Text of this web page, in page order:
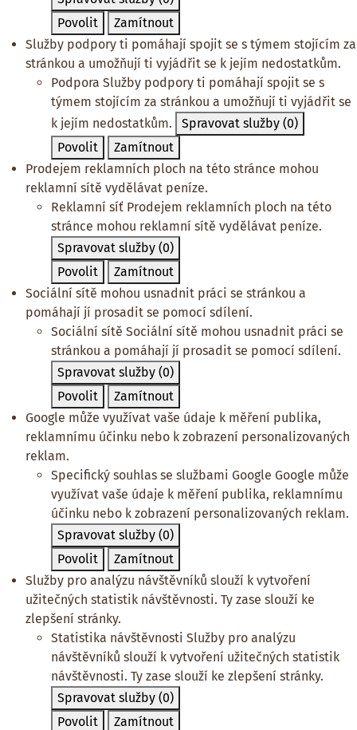
Povolit
Zamítnout
Služby podpory ti pomáhají spojit se s týmem stojícím za
stránkou a umožňují ti vyjádřit se k jejím nedostatkům.
Podpora Služby podpory ti pomáhají spojit se s
týmem stojícím za stránkou a umožňují ti vyjádřit se
k jejím nedostatkům.
Spravovat služby (0)
Povolit
Zamítnout
Prodejem reklamních ploch na této stránce mohou
reklamní sítě vydělávat peníze.
Reklamní síť Prodejem reklamních ploch na této
stránce mohou reklamní sítě vydělávat peníze.
Spravovat služby (0)
Povolit
Zamítnout
Sociální sítě mohou usnadnit práci se stránkou a
pomáhají jí prosadit se pomocí sdílení.
Sociální sítě Sociální sítě mohou usnadnit práci se
stránkou a pomáhají jí prosadit se pomocí sdílení.
Spravovat služby (0)
Povolit
Zamítnout
Google může využívat vaše údaje k měření publika,
reklamnímu účinku nebo k zobrazení personalizovaných
reklam.
Specifický souhlas se službami Google Google může
využívat vaše údaje k měření publika, reklamnímu
účinku nebo k zobrazení personalizovaných reklam.
Spravovat služby (0)
Povolit
Zamítnout
Služby pro analýzu návštěvníků slouží k vytvoření
užitečných statistik návštěvnosti. Ty zase slouží ke
zlepšení stránky.
Statistika návštěvnosti Služby pro analýzu
návštěvníků slouží k vytvoření užitečných statistik
návštěvnosti. Ty zase slouží ke zlepšení stránky.
Spravovat služby (0)
Povolit
Zamítnout